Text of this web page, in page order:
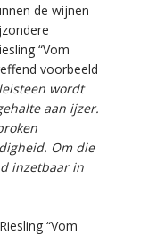
de wijnen
“Vom
voorbeeld
leisteen wordt
aan ijzer.
Om die
inzetbaar in
“Vom